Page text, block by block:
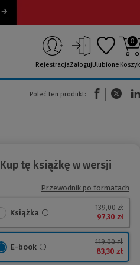
RejestracjaZalogujUlubione
0
Koszyk
Poleć ten produkt:
(Nowe okno)(Link do innej
Kup tę książkę w wersji
Przewodnik po formatach
Książka
139,00 zł
97,30 zł
E-book
119,00 zł
83,30 zł